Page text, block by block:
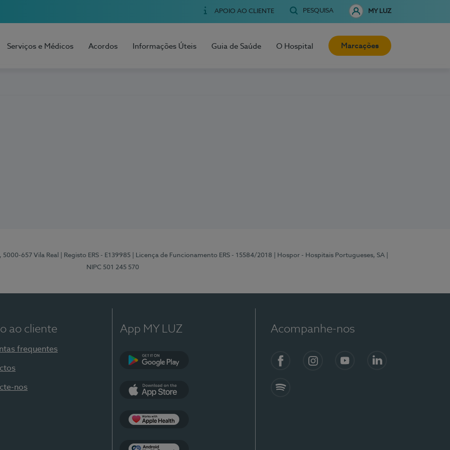
APOIO AO CLIENTE PESQUISA MY LUZ
Serviços e Médicos Acordos Informações Úteis Guia de Saúde O Hospital Marcações
5000-657 Vila Real | Registo ERS - E139985 | Licença de Funcionamento ERS - 15584/2018 | Hospor - Hospitais Portugueses, SA
NIPC 501 245 570
ao cliente
frequentes
nos
App MY LUZ Acompanhe-nos